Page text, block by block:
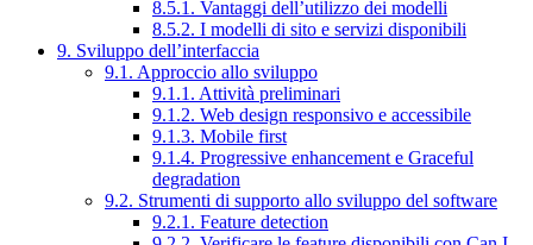
8.5.1. Vantaggi dell’utilizzo dei modelli
8.5.2. I modelli di sito e servizi disponibili
9. Sviluppo dell’interfaccia
9.1. Approccio allo sviluppo
9.1.1. Attività preliminari
9.1.2. Web design responsivo e accessibile
9.1.3. Mobile first
9.1.4. Progressive enhancement e Graceful
degradation
9.2. Strumenti di supporto allo sviluppo del software
9.2.1. Feature detection